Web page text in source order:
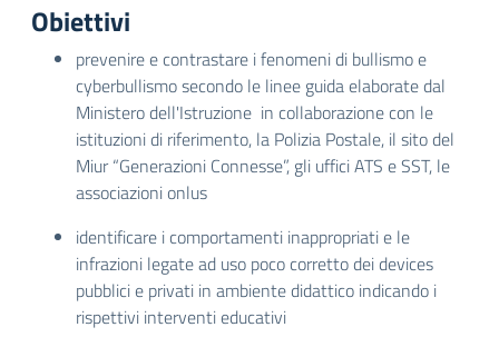
Obiettivi
prevenire e contrastare i fenomeni di bullismo e
cyberbullismo secondo le linee guida elaborate dal
Ministero dell'Istruzione in collaborazione con le
istituzioni di riferimento, la Polizia Postale, il sito del
Miur “Generazioni Connesse”, gli uffici ATS e SST, le
associazioni onlus
identificare i comportamenti inappropriati e le
infrazioni legate ad uso poco corretto dei devices
pubblici e privati in ambiente didattico indicando i
rispettivi interventi educativi